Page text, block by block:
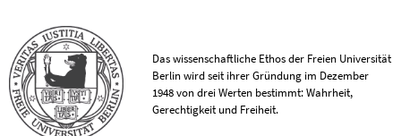
Das wissenschaftliche Ethos der Freien Universität
Berlin wird seit ihrer Gründung im Dezember
1948 von drei Werten bestimmt: Wahrheit,
Gerechtigkeit und Freiheit.